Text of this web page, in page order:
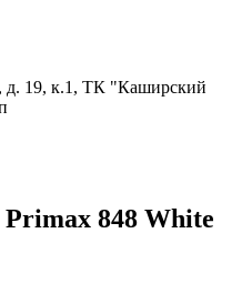
д. 19, к.1, ТК "Каширский
848 White